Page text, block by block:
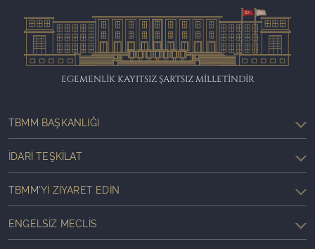
EGEMENLİK KAYITSIZ ŞARTSIZ MİLLETİNDİR
TBMM BAŞKANLIĞI
İDARI TEŞKILAT
TBMM'YI ZIYARET EDIN
ENGELSIZ MECLIS